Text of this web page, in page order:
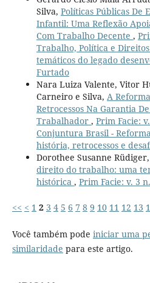
Silva, Políticas Públicas De
Infantil: Uma Reflexão
Com Trabalho Decente ,
Trabalho, Política e
temáticos do legado
Furtado
Nara Luiza Valente, Vitor
Carneiro e Silva, A
Retrocessos Na Garantia
Trabalhador , Prim Facie:
Conjuntura Brasil -
história, retrocessos e
Dorothee Susanne Rüdiger,
direito do trabalho: uma
histórica , Prim Facie: v. 3
<< < 1 2 3 4 5 6 7 8 9 10 11 12 13
Você também pode iniciar uma
similaridade para este artigo.